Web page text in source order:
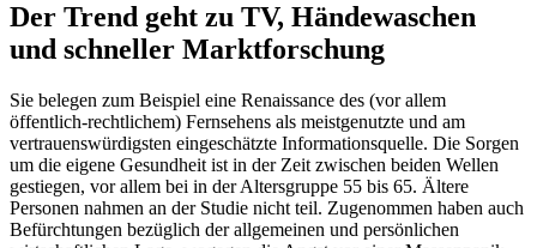
Der Trend geht zu TV, Händewaschen
und schneller Marktforschung
Sie belegen zum Beispiel eine Renaissance des (vor allem
öffentlich-rechtlichem) Fernsehens als meistgenutzte und am
vertrauenswürdigsten eingeschätzte Informationsquelle. Die Sorgen
um die eigene Gesundheit ist in der Zeit zwischen beiden Wellen
gestiegen, vor allem bei in der Altersgruppe 55 bis 65. Ältere
Personen nahmen an der Studie nicht teil. Zugenommen haben auch
Befürchtungen bezüglich der allgemeinen und persönlichen